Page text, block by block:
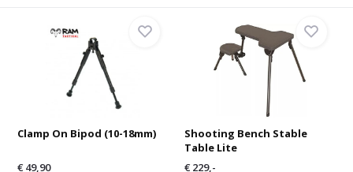
Clamp On Bipod (10-18mm)
€ 49,90
Shooting Bench Stable
Table Lite
€ 229,-